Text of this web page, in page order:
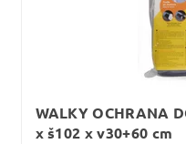
WALKY OCHRANA
x š102 x v30+60 cm